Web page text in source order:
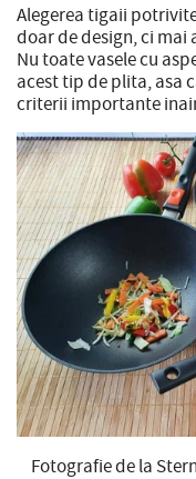
Alegerea tigaii
doar de design, ci
Nu toate vasele cu
acest tip de plita, asa
criterii importante
Fotografie de la